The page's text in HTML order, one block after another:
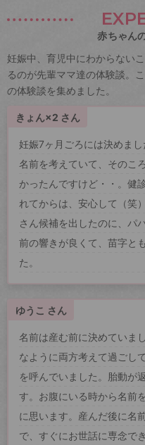
赤ちゃん
妊娠中、育児中にわからない
るのが先輩ママ達の体験談。
の体験談を集めました。
きょん×2 さん
妊娠7ヶ月ごろには決めま
名前を考えていて、そのこ
かったんですけど・・。健
れてからは、安心して（笑
さん候補を出したのに、パ
前の響きが良くて、苗字と
た。
ゆうこ さん
名前は産む前に決めていま
なように両方考えて過ごし
を呼んでいました。胎動が
す。お腹にいる時から名前
に思います。産んだ後に名
で、すぐにお世話に専念で